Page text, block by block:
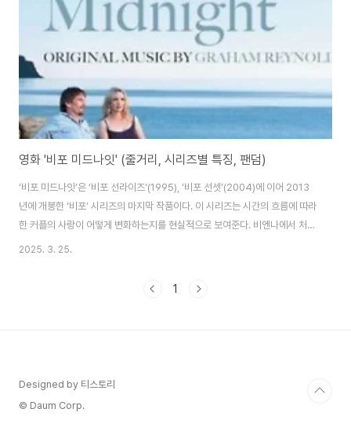
영화 '비포 미드나잇' (줄거리, 시리즈별 특징, 팬덤)
‘비포 미드나잇’은 ‘비포 선라이즈’(1995), ‘비포 선셋’(2004)에 이어 2013
년에 개봉한 ‘비포’ 시리즈의 마지막 작품이다. 이 시리즈는 시간의 흐름에 따라
한 커플의 사랑이 어떻게 변화하는지를 현실적으로 보여준다. 비엔나에서 처음
만난 제시와 셀린느는 9년마다 다시 만나며 사랑의 여러 단계를 경험한다. 이
랑의 변화를 담아왔는지 분석하며, 마지막으로 팬들의 반응과 팬덤의 특징도
2025. 3. 25.
1
Designed by 티스토리
© Daum Corp.